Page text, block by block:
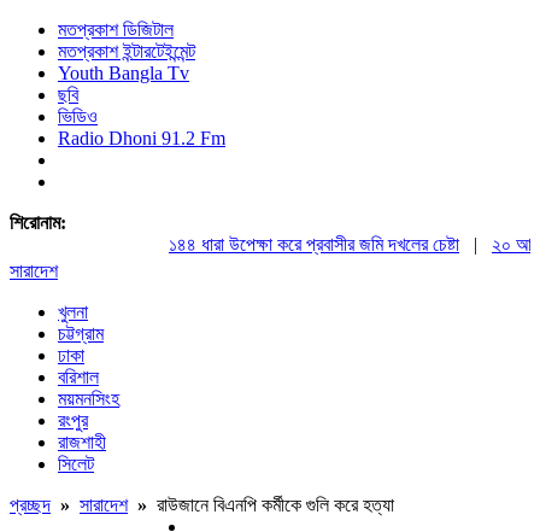
মতপ্রকাশ ডিজিটাল
মতপ্রকাশ ইন্টারটেইন্মেন্ট
Youth Bangla Tv
ছবি
ভিডিও
Radio Dhoni 91.2 Fm
শিরোনাম:
১৪৪ ধারা উপেক্ষা করে প্রবাসীর জমি দখলের চেষ্টা|
২০ আগস্ট
সারাদেশ
খুলনা
চট্টগ্রাম
ঢাকা
বরিশাল
ময়মনসিংহ
রংপুর
রাজশাহী
সিলেট
প্রচ্ছদ » সারাদেশ» রাউজানে বিএনপি কর্মীকে গুলি করে হত্যা